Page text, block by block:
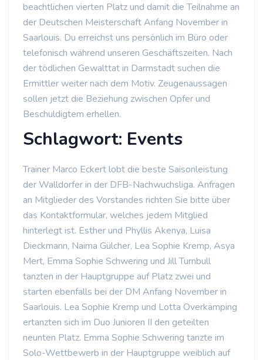
beachtlichen vierten Platz und damit die Teilnahme an
der Deutschen Meisterschaft Anfang November in
Saarlouis. Du erreichst uns persönlich im Büro oder
telefonisch während unseren Geschäftszeiten. Nach
der tödlichen Gewalttat in Darmstadt suchen die
Ermittler weiter nach dem Motiv. Zeugenaussagen
sollen jetzt die Beziehung zwischen Opfer und
Beschuldigtem erhellen.
Schlagwort: Events
Trainer Marco Eckert lobt die beste Saisonleistung
der Walldorfer in der DFB-Nachwuchsliga. Anfragen
an Mitglieder des Vorstandes richten Sie bitte über
das Kontaktformular, welches jedem Mitglied
hinterlegt ist. Esther und Phyllis Akenya, Luisa
Dieckmann, Naima Gülcher, Lea Sophie Kremp, Asya
Mert, Emma Sophie Schwering und Jill Turnbull
tanzten in der Hauptgruppe auf Platz zwei und
starten ebenfalls bei der DM Anfang November in
Saarlouis. Lea Sophie Kremp und Lotta Overkämping
ertanzten sich im Duo Junioren II den geteilten
neunten Platz. Emma Sophie Schwering tanzte im
Solo-Wettbewerb in der Hauptgruppe weiblich auf